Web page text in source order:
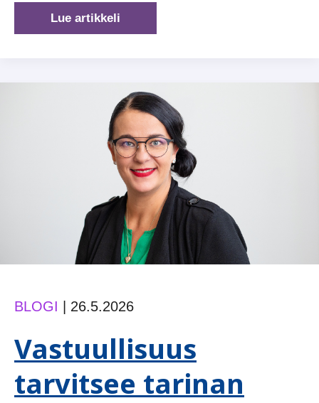
Tekoälyteksti
hukkuu
asiantuntemus
Lue artikkeli
BLOGI 26.5.2026
Vastuullisuus
tarvitsee tarinan